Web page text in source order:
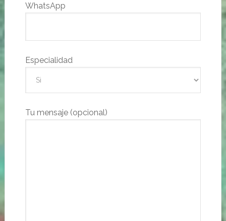
WhatsApp
Especialidad
Tu mensaje (opcional)